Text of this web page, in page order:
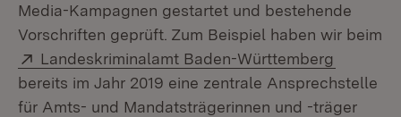
Media-Kampagnen gestartet und bestehende
Vorschriften geprüft. Zum Beispiel haben wir beim
Extern:
Landeskriminalamt Baden-Württemberg
bereits im Jahr 2019 eine zentrale Ansprechstelle
für Amts- und Mandatsträgerinnen und -träger